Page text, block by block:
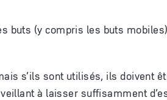
buts (y compris les buts
s’ils sont utilisés, ils doivent
à laisser suffisamment